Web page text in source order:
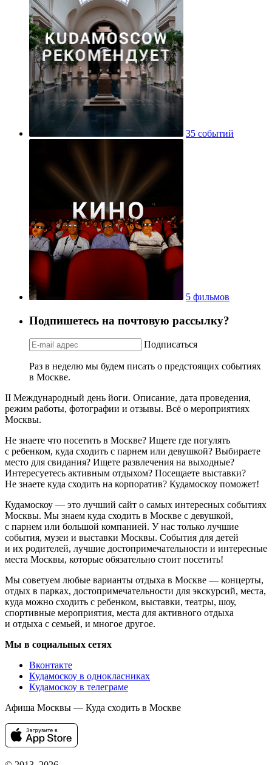
35 событий
5 фильмов
Подпишетесь на почтовую рассылку?
Подписаться
Раз в неделю мы будем писать о предстоящих событиях
в Москве.
II Международный день йоги. Описание, дата проведения,
режим работы, фотографии и отзывы. Всё о мероприятиях
Москвы.
Не знаете что посетить в Москве? Ищете где погулять
с ребенком, куда сходить с парнем или девушкой? Выбираете
место для свидания? Ищете развлечения на выходные?
Интересуетесь активным отдыхом? Посещаете выставки?
Не знаете куда сходить на корпоратив? Кудамоскоу поможет!
Кудамоскоу — это лучший сайт о самых интересных событиях
Москвы. Мы знаем куда сходить в Москве с девушкой,
с парнем или большой компанией. У нас только лучшие
события, музеи и выставки Москвы. События для детей
и их родителей, лучшие достопримечательности и интересные
места Москвы, которые обязательно стоит посетить!
Мы советуем любые варианты отдыха в Москве — концерты,
отдых в парках, достопримечательности для экскурсий, места,
куда можно сходить с ребенком, выставки, театры, шоу,
спортивные мероприятия, места для активного отдыха
и отдыха с семьей, и многое другое.
Мы в социальных сетях
Вконтакте
Кудамоскоу в однокласниках
Кудамоскоу в телеграме
Афиша Москвы — Куда сходить в Москве